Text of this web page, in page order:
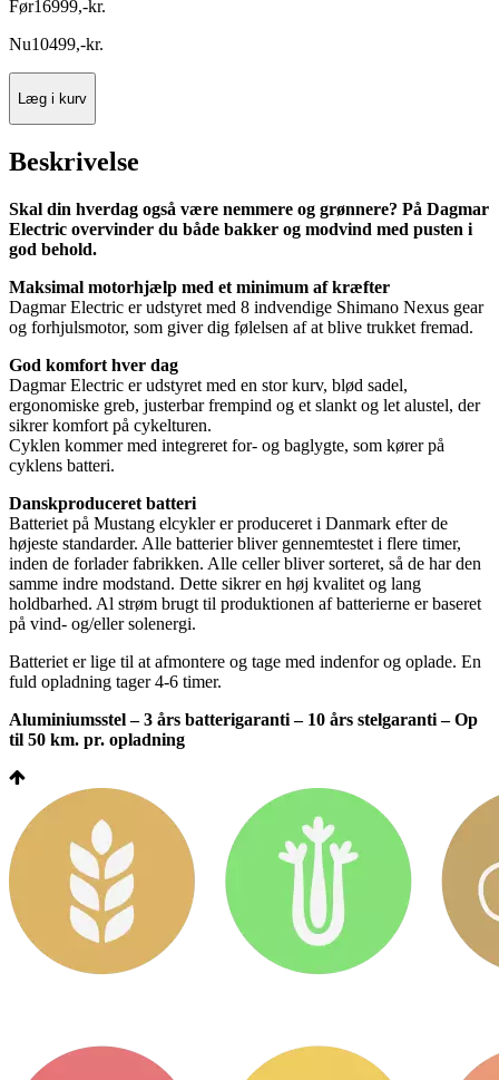
Før16999,-kr.
Nu10499,-kr.
Læg i kurv
Beskrivelse
Skal din hverdag også være nemmere og grønnere? På Dagmar
Electric overvinder du både bakker og modvind med pusten i
god behold.
Maksimal motorhjælp med et minimum af kræfter
Dagmar Electric er udstyret med 8 indvendige Shimano Nexus gear
og forhjulsmotor, som giver dig følelsen af at blive trukket fremad.
God komfort hver dag
Dagmar Electric er udstyret med en stor kurv, blød sadel,
ergonomiske greb, justerbar frempind og et slankt og let alustel, der
sikrer komfort på cykelturen.
Cyklen kommer med integreret for- og baglygte, som kører på
cyklens batteri.
Danskproduceret batteri
Batteriet på Mustang elcykler er produceret i Danmark efter de
højeste standarder. Alle batterier bliver gennemtestet i flere timer,
inden de forlader fabrikken. Alle celler bliver sorteret, så de har den
samme indre modstand. Dette sikrer en høj kvalitet og lang
holdbarhed. Al strøm brugt til produktionen af batterierne er baseret
på vind- og/eller solenergi.
Batteriet er lige til at afmontere og tage med indenfor og oplade. En
fuld opladning tager 4-6 timer.
Aluminiumsstel – 3 års batterigaranti – 10 års stelgaranti – Op
til 50 km. pr. opladning